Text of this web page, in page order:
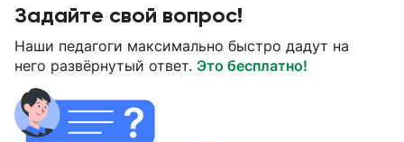
Задайте свой вопрос!
Наши педагоги максимально быстро дадут на
него развёрнутый ответ. Это бесплатно!